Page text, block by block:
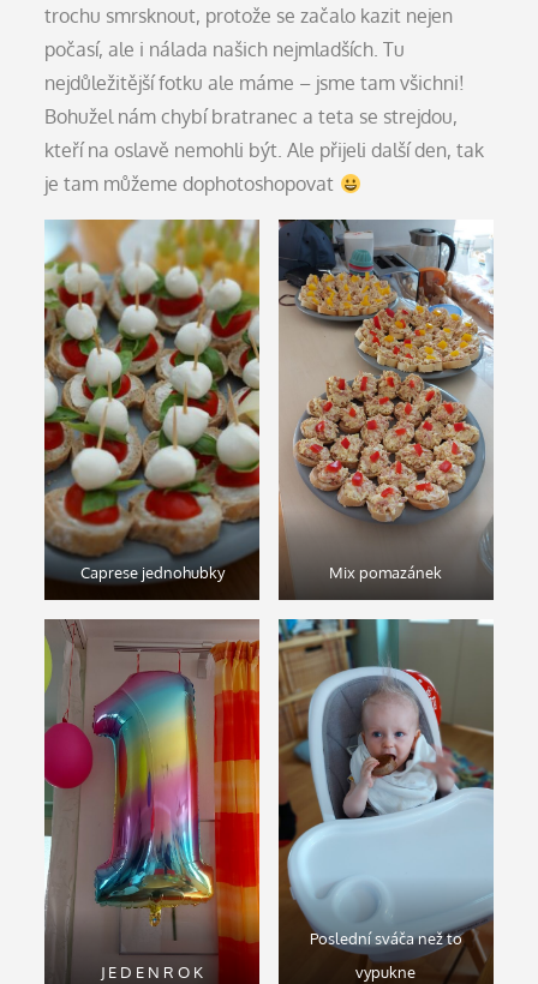
trochu smrsknout, protože se začalo kazit nejen
počasí, ale i nálada našich nejmladších. Tu
nejdůležitější fotku ale máme – jsme tam všichni!
Bohužel nám chybí bratranec a teta se strejdou,
kteří na oslavě nemohli být. Ale přijeli další den, tak
je tam můžeme dophotoshopovat
Caprese jednohubky Mix pomazánek
J E D E N R O K
Poslední sváča než to
vypukne